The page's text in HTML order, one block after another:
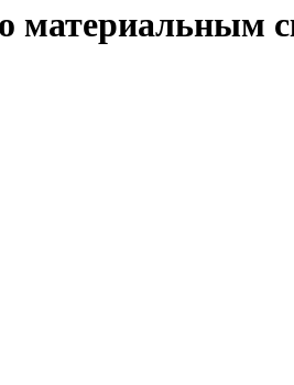
материальным